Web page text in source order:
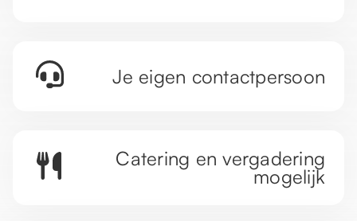
Je eigen contactpersoon
Catering en vergadering
mogelijk